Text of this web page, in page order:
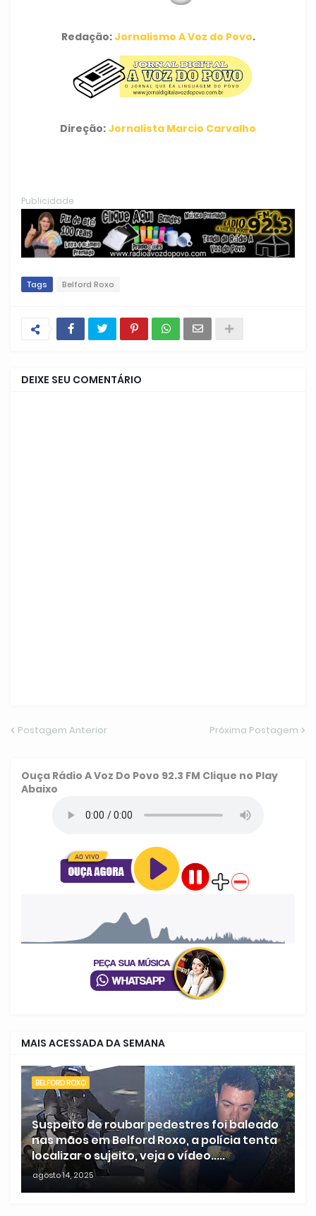
Redação: Jornalismo A Voz do Povo.
Direção: Jornalista Marcio Carvalho
Publicidade
Tags Belford Roxo
DEIXE SEU COMENTÁRIO
Postagem Anterior Próxima Postagem
Ouça Rádio A Voz Do Povo 92.3 FM Clique no Play
Abaixo
MAIS ACESSADA DA SEMANA
BELFORD ROXO
Suspeito de roubar pedestres foi baleado
nas mãos em Belford Roxo, a polícia tenta
localizar o sujeito, veja o vídeo.....
agosto 14, 2025